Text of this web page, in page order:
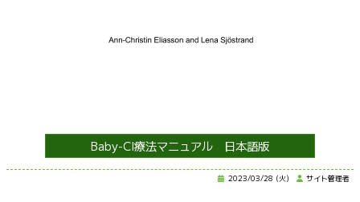
Baby-CI療法マニュアル 日本語版
2023/03/28 (火) サイト管理者